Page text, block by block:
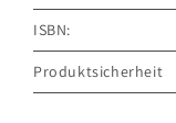
ISBN:
Produktsicherheit